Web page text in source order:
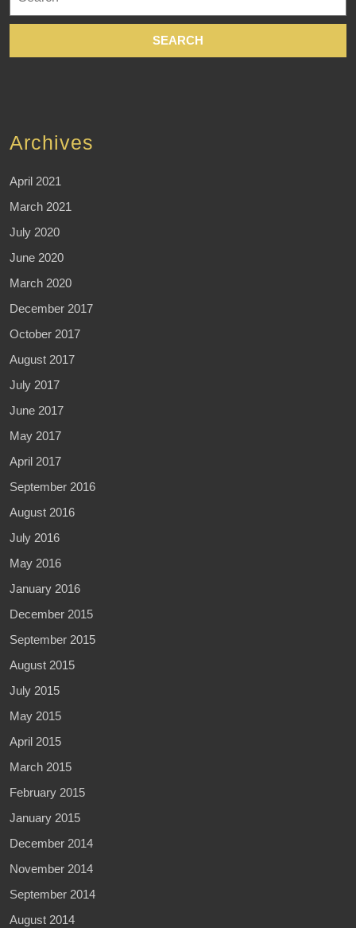
for:
Archives
April 2021
March 2021
July 2020
June 2020
March 2020
December 2017
October 2017
August 2017
July 2017
June 2017
May 2017
April 2017
September 2016
August 2016
July 2016
May 2016
January 2016
December 2015
September 2015
August 2015
July 2015
May 2015
April 2015
March 2015
February 2015
January 2015
December 2014
November 2014
September 2014
August 2014